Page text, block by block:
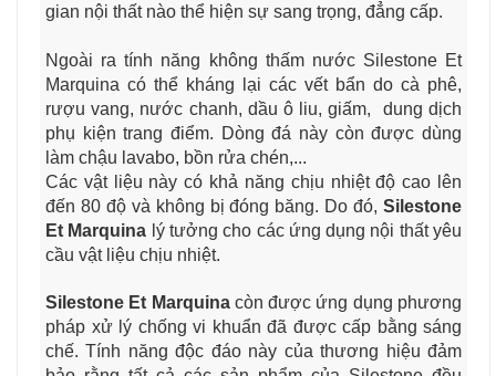
gian nội thất nào thể hiện sự sang trọng, đẳng cấp.
Ngoài ra tính năng không thấm nước Silestone Et
Marquina có thể kháng lại các vết bẩn do cà phê,
rượu vang, nước chanh, dầu ô liu, giấm, dung dịch
phụ kiện trang điểm. Dòng đá này còn được dùng
làm chậu lavabo, bồn rửa chén,...
Các vật liệu này có khả năng chịu nhiệt độ cao lên
đến 80 độ và không bị đóng băng. Do đó, Silestone
Et Marquina lý tưởng cho các ứng dụng nội thất yêu
cầu vật liệu chịu nhiệt.
Silestone Et Marquina còn được ứng dụng phương
pháp xử lý chống vi khuẩn đã được cấp bằng sáng
chế. Tính năng độc đáo này của thương hiệu đảm